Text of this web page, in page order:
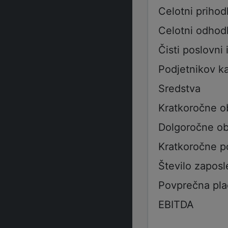
Celotni
Celotni
Čisti poslovni
Podjetnikov
Sredstva
Kratkoročne
Dolgoročne
Kratkoročne
Število
Povprečna
EBITDA